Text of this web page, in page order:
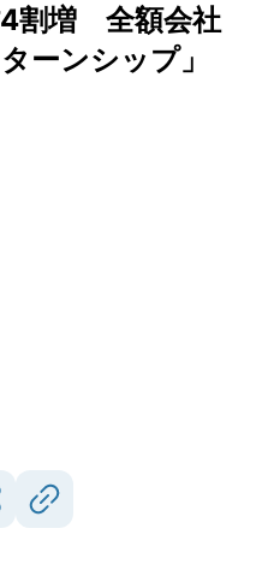
4割増 全額会社
ーンシップ」